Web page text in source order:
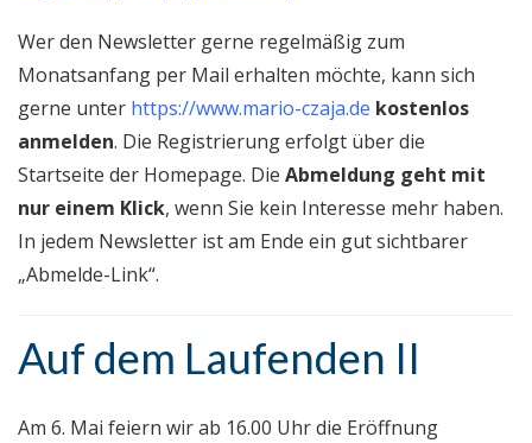
Wer den Newsletter gerne regelmäßig zum
Monatsanfang per Mail erhalten möchte, kann sich
gerne unter https://www.mario-czaja.de kostenlos
anmelden. Die Registrierung erfolgt über die
Startseite der Homepage. Die Abmeldung geht mit
nur einem Klick, wenn Sie kein Interesse mehr haben.
In jedem Newsletter ist am Ende ein gut sichtbarer
„Abmelde-Link“.
Auf dem Laufenden II
Am 6. Mai feiern wir ab 16.00 Uhr die Eröffnung